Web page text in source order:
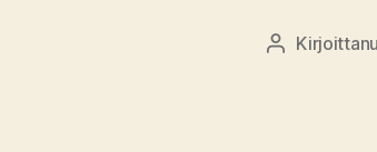
Kirjoittaja